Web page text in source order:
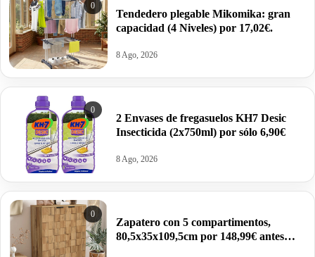
0
Tendedero plegable Mikomika: gran
capacidad (4 Niveles) por 17,02€.
8 Ago, 2026
0
2 Envases de fregasuelos KH7 Desic
Insecticida (2x750ml) por sólo 6,90€
8 Ago, 2026
0
Zapatero con 5 compartimentos,
80,5x35x109,5cm por 148,99€ antes